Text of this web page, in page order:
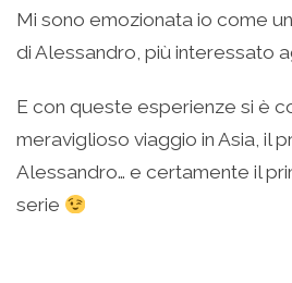
Mi sono emozionata io come
di Alessandro, più interessato
E con queste esperienze si è
meraviglioso viaggio in Asia, il
Alessandro… e certamente il
serie